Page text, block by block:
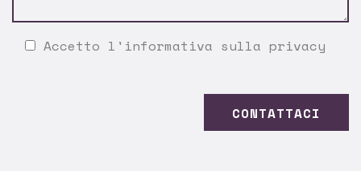
Accetto l' informativa sulla privacy